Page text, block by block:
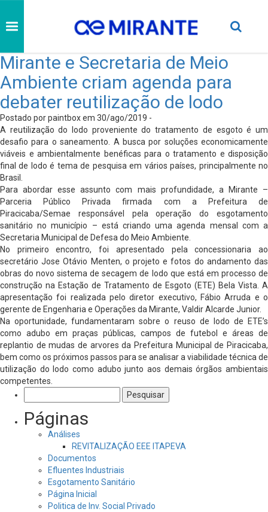
Mirante e Secretaria de Meio
Ambiente criam agenda para
debater reutilização de lodo
Postado por paintbox em 30/ago/2019 -
A reutilização do lodo proveniente do tratamento de esgoto é um
desafio para o saneamento. A busca por soluções economicamente
viáveis e ambientalmente benéficas para o tratamento e disposição
final de lodo é tema de pesquisa em vários países, principalmente no
Brasil.
Para abordar esse assunto com mais profundidade, a Mirante –
Parceria Público Privada firmada com a Prefeitura de
Piracicaba/Semae responsável pela operação do esgotamento
sanitário no município – está criando uma agenda mensal com a
Secretaria Municipal de Defesa do Meio Ambiente.
No primeiro encontro, foi apresentado pela concessionaria ao
secretário Jose Otávio Menten, o projeto e fotos do andamento das
obras do novo sistema de secagem de lodo que está em processo de
construção na Estação de Tratamento de Esgoto (ETE) Bela Vista. A
apresentação foi realizada pelo diretor executivo, Fábio Arruda e o
gerente de Engenharia e Operações da Mirante, Valdir Alcarde Junior.
Na oportunidade, fundamentaram sobre o reuso de lodo de ETE’s
como adubo em praças públicas, campos de futebol e áreas de
replantio de mudas de arvores da Prefeitura Municipal de Piracicaba,
bem como os próximos passos para se analisar a viabilidade técnica de
utilização do lodo como adubo junto aos demais órgãos ambientais
competentes.
por:
Páginas
Análises
REVITALIZAÇÃO EEE ITAPEVA
Documentos
Efluentes Industriais
Esgotamento Sanitário
Página Inicial
Politica de Inv. Social Privado